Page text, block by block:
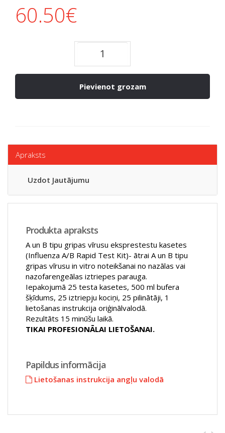
60.50€
Pievienot grozam
Apraksts
Uzdot Jautājumu
Produkta apraksts
A un B tipu gripas vīrusu eksprestestu kasetes
(Influenza A/B Rapid Test Kit)- ātrai A un B tipu
gripas vīrusu in vitro noteikšanai no nazālas vai
nazofarengeālas iztriepes parauga.
Iepakojumā 25 testa kasetes, 500 ml bufera
šķīdums, 25 iztriepju kociņi, 25 pilinātāji, 1
lietošanas instrukcija oriģinālvalodā.
Rezultāts 15 minūšu laikā.
TIKAI PROFESIONĀLAI LIETOŠANAI.
Papildus informācija
Lietošanas instrukcija angļu valodā